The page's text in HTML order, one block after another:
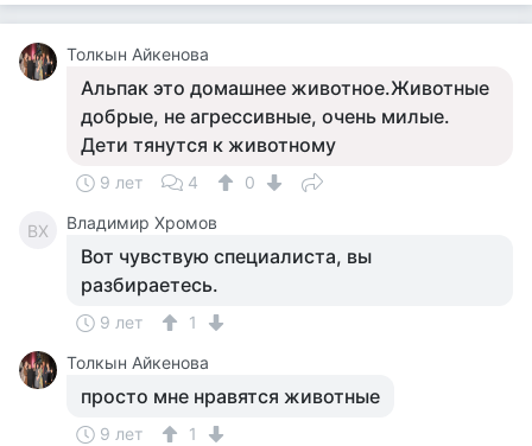
Толкын Айкенова
Альпак это домашнее животное.Животные
добрые, не агрессивные, очень милые.
Дети тянутся к животному
9 лет 4 0
ВХ Владимир Хромов
Вот чувствую специалиста, вы
разбираетесь.
9 лет
1
Толкын Айкенова
просто мне нравятся животные
9 лет 1